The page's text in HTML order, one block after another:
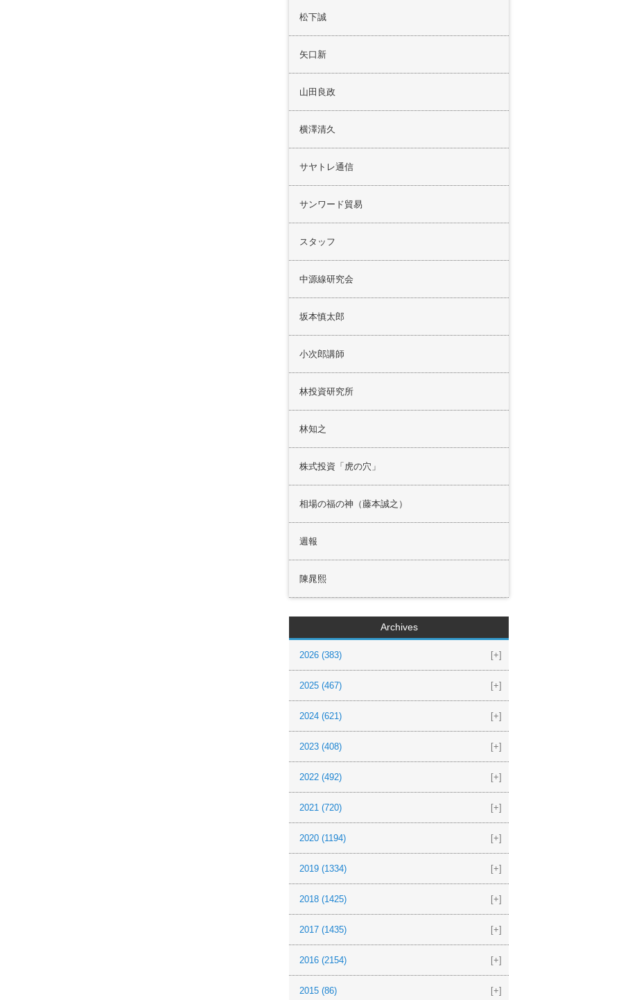
松下誠
矢口新
山田良政
横澤清久
サヤトレ通信
サンワード貿易
スタッフ
中源線研究会
坂本慎太郎
小次郎講師
林投資研究所
林知之
株式投資「虎の穴」
相場の福の神（藤本誠之）
週報
陳晁熙
Archives
[+]
2026 (383)
[+]
2025 (467)
[+]
2024 (621)
[+]
2023 (408)
[+]
2022 (492)
[+]
2021 (720)
[+]
2020 (1194)
[+]
2019 (1334)
[+]
2018 (1425)
[+]
2017 (1435)
[+]
2016 (2154)
[+]
2015 (86)